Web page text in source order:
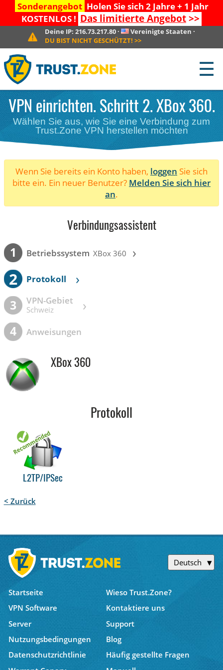
Sonderangebot Holen Sie sich 2 Jahre + 1 Jahr
KOSTENLOS ! Das limitierte Angebot>>
Deine IP:216.73.217.80 · Vereinigte Staaten ·
DU BIST NICHT GESCHÜTZT! >>
☰
VPN einrichten. Schritt 2. XBox 360.
Wählen Sie aus, wie Sie eine Verbindung zum
Trust.Zone VPN herstellen möchten
Wenn Sie bereits ein Konto haben, loggen Sie sich
bitte ein. Ein neuer Benutzer? Melden Sie sich hier
an.
Verbindungsassistent
1 Betriebssystem XBox 360 ›
2 Protokoll ›
3 VPN-Gebiet
Schweiz ›
4 Anweisungen
XBox 360
Protokoll
L2TP/IPSec
< Zurück
Deutsch
Startseite
Wieso Trust.Zone?
VPN Software
Kontaktiere uns
Server
Support
Nutzungsbedingungen
Blog
Datenschutzrichtlinie
Häufig gestellte Fragen